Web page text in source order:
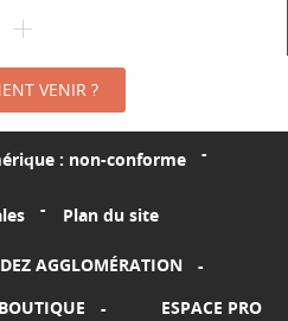
VENIR ?
: non-conforme
Plan du site
AGGLOMÉRATION
BOUTIQUE ESPACE PRO